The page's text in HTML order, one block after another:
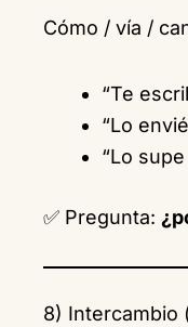
Cómo / vía /
“Te
“Lo envié
“Lo supe
✅ Pregunta:
8) Intercambio